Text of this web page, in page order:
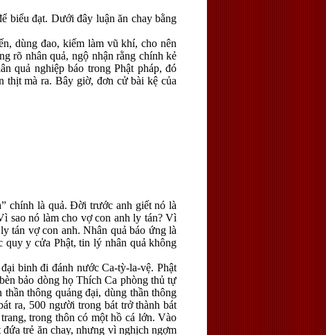
biểu đạt. Dưới đây luận ăn chay bằng
dùng đao, kiếm làm vũ khí, cho nên
rõ nhân quả, ngộ nhận rằng chính kẻ
quả nghiệp báo trong Phật pháp, đó
thịt mà ra. Bây giờ, đơn cử bài kệ của
chính là quả. Đời trước anh giết nó là
sao nó làm cho vợ con anh ly tán? Vì
tán vợ con anh. Nhân quả báo ứng là
quy y cửa Phật, tin lý nhân quả không
binh đi đánh nước Ca-tỳ-la-vệ. Phật
bảo dòng họ Thích Ca phòng thủ tự
thông quảng đại, dùng thần thông
ra, 500 người trong bát trở thành bát
trong thôn có một hồ cá lớn. Vào
trẻ ăn chay, nhưng vì nghịch ngợm